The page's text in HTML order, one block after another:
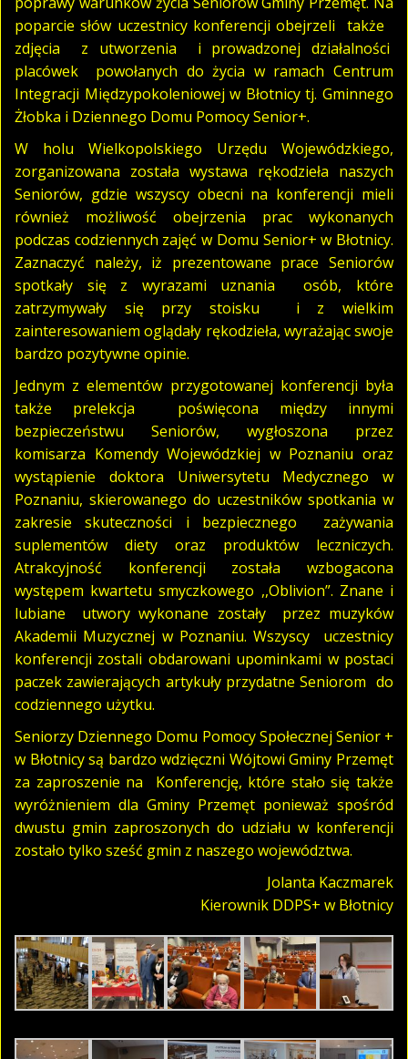
poparcie słów uczestnicy konferencji obejrzeli także
zdjęcia z utworzenia i prowadzonej działalności
placówek powołanych do życia w ramach Centrum
Integracji Międzypokoleniowej w Błotnicy tj. Gminnego
Żłobka i Dziennego Domu Pomocy Senior+.
W holu Wielkopolskiego Urzędu Wojewódzkiego,
zorganizowana została wystawa rękodzieła naszych
Seniorów, gdzie wszyscy obecni na konferencji mieli
również możliwość obejrzenia prac wykonanych
podczas codziennych zajęć w Domu Senior+ w Błotnicy.
Zaznaczyć należy, iż prezentowane prace Seniorów
spotkały się z wyrazami uznania osób, które
zatrzymywały się przy stoisku i z wielkim
zainteresowaniem oglądały rękodzieła, wyrażając swoje
bardzo pozytywne opinie.
Jednym z elementów przygotowanej konferencji była
także prelekcja poświęcona między innymi
bezpieczeństwu Seniorów, wygłoszona przez
komisarza Komendy Wojewódzkiej w Poznaniu oraz
wystąpienie doktora Uniwersytetu Medycznego w
Poznaniu, skierowanego do uczestników spotkania w
zakresie skuteczności i bezpiecznego zażywania
suplementów diety oraz produktów leczniczych.
Atrakcyjność konferencji została wzbogacona
występem kwartetu smyczkowego ,,Oblivion”. Znane i
lubiane utwory wykonane zostały przez muzyków
Akademii Muzycznej w Poznaniu. Wszyscy uczestnicy
konferencji zostali obdarowani upominkami w postaci
paczek zawierających artykuły przydatne Seniorom do
codziennego użytku.
Seniorzy Dziennego Domu Pomocy Społecznej Senior +
w Błotnicy są bardzo wdzięczni Wójtowi Gminy Przemęt
za zaproszenie na Konferencję, które stało się także
wyróżnieniem dla Gminy Przemęt ponieważ spośród
dwustu gmin zaproszonych do udziału w konferencji
zostało tylko sześć gmin z naszego województwa.
Jolanta Kaczmarek
Kierownik DDPS+ w Błotnicy